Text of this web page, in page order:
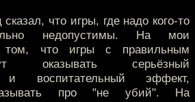
что игры, где надо кого-то
недопустимы. На мои
том, что игры с правильным
оказывать серьёзный
и воспитательный эффект,
про "не убий". На